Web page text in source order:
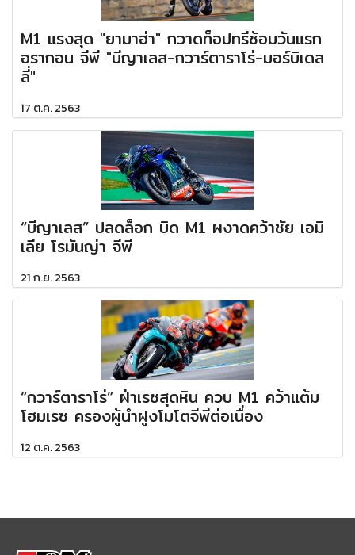
M1 แรงสุด "ยามาฮ่า" กวาดท็อปทรีซ้อมวันแรก
อรากอน จีพี "บีญาเลส-กวาร์ตาราโร่-มอร์บิเดล
ลี่"
17 ต.ค. 2563
“บีญาเลส” ปลดล็อก บิด M1 ผงาดคว้าชัย เอมิ
เลีย โรมันญ่า จีพี
21 ก.ย. 2563
“กวาร์ตาราโร่” ฝ่าเรซสุดหิน ควบ M1 คว้าแต้ม
โฮมเรซ ครองผู้นำฝูงโมโตจีพีต่อเนื่อง
12 ต.ค. 2563